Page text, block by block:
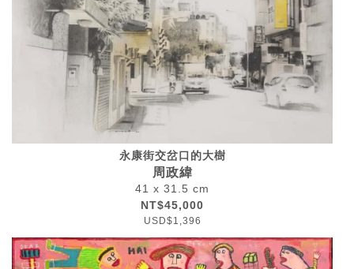
永康街交岔口的大樹
周政緯
41 x 31.5 cm
NT$45,000
USD$1,396